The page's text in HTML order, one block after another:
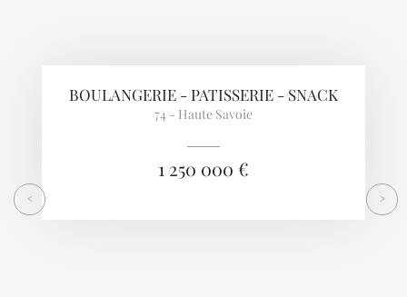
BOULANGERIE - PATISSERIE - SNACK
74 - Haute Savoie
1 250 000 €
< >